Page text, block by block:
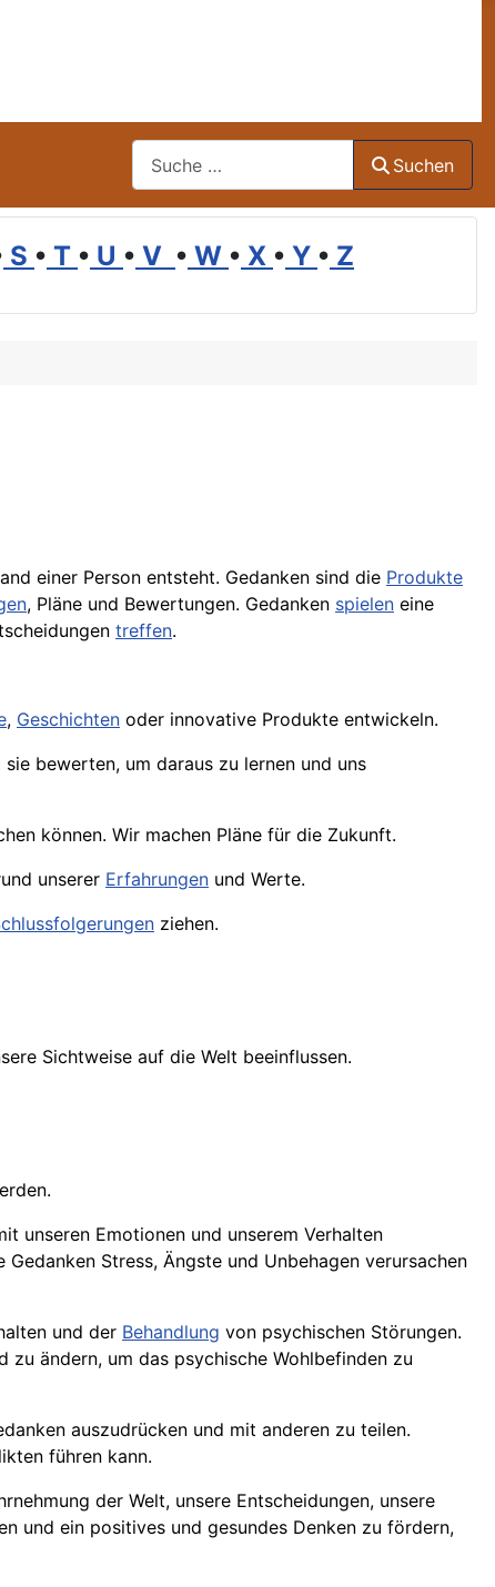
Suchen
S • T • U • V • W • X • Y • Z
einer Person entsteht. Gedanken sind die Produkte
, Pläne und Bewertungen. Gedanken spielen eine
treffen.
, Geschichten oder innovative Produkte entwickeln.
bewerten, um daraus zu lernen und uns
können. Wir machen Pläne für die Zukunft.
unserer Erfahrungen und Werte.
ziehen.
Sichtweise auf die Welt beeinflussen.
unseren Emotionen und unserem Verhalten
Stress, Ängste und Unbehagen verursachen
und der Behandlung von psychischen Störungen.
ändern, um das psychische Wohlbefinden zu
auszudrücken und mit anderen zu teilen.
führen kann.
der Welt, unsere Entscheidungen, unsere
und ein positives und gesundes Denken zu fördern,